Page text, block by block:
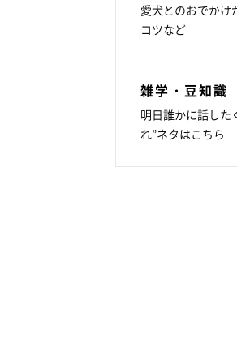
愛犬とのおでかけ
コツなど
雑学・豆知識
明日誰かに話した
れ”ネタはこちら